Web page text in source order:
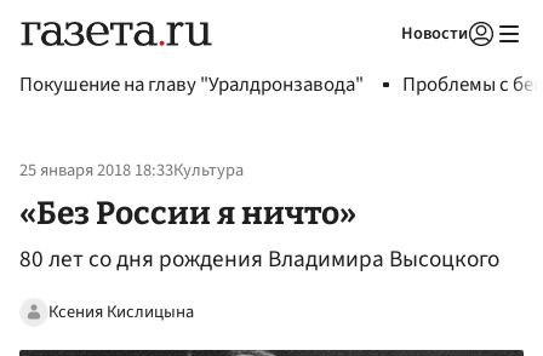
Новости
Покушение на главу "Уралдронзавода" Проблемы с
25 января 2018 18:33Культура
«Без России я ничто»
80 лет со дня рождения Владимира Высоцкого
Ксения Кислицына